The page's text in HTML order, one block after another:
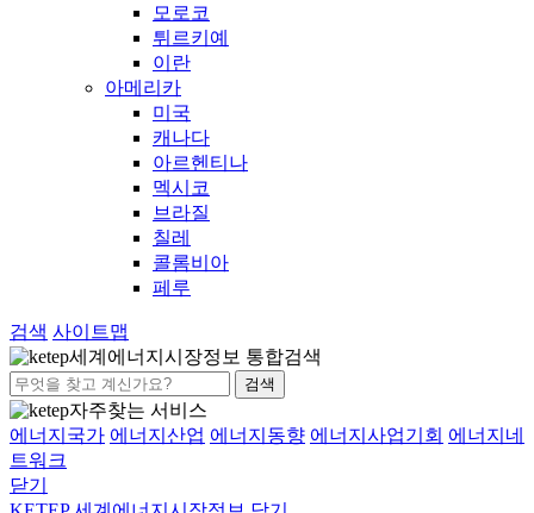
모로코
튀르키예
이란
아메리카
미국
캐나다
아르헨티나
멕시코
브라질
칠레
콜롬비아
페루
검색 사이트맵
세계에너지시장정보 통합검색
검색
자주찾는 서비스
에너지국가 에너지산업 에너지동향 에너지사업기회 에너지네
트워크
닫기